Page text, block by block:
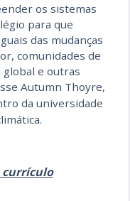
os sistemas
para que
das mudanças
comunidades de
global e outras
Autumn Thoyre,
da universidade
currículo